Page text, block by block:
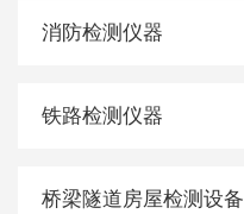
消防检测仪器
铁路检测仪器
桥梁隧道房屋检测设备